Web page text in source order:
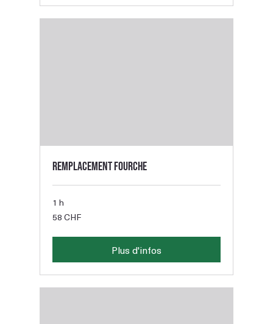
Remplacement fourche
1 h
58
francs
58 CHF
Plus d'infos